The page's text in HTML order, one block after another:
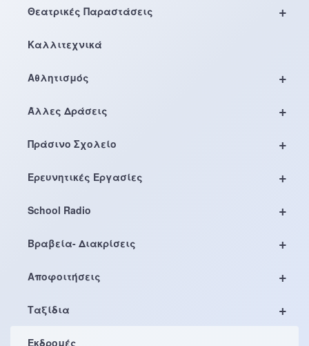
+
Θεατρικές Παραστάσεις
Καλλιτεχνικά
+
Αθλητισμός
+
Άλλες Δράσεις
+
Πράσινο Σχολείο
+
Ερευνητικές Εργασίες
+
School Radio
+
Βραβεία- Διακρίσεις
+
Αποφοιτήσεις
+
Ταξίδια
Εκδρομές